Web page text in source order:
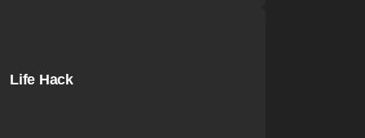
Life Hack